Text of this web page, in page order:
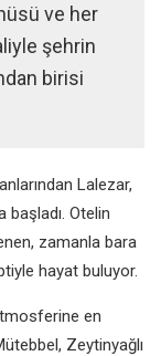
ve her
şehrin
birisi
Lalezar,
Otelin
zamanla bara
hayat buluyor.
en
Zeytinyağlı